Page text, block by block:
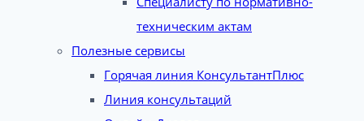
техническим актам
Полезные сервисы
Горячая линия КонсультантПлюс
Линия консультаций